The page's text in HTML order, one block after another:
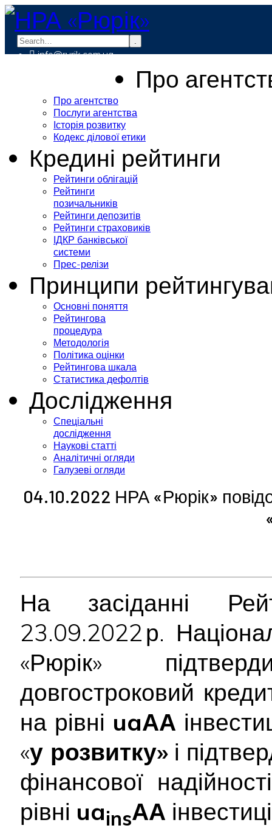
.
info@rurik.com.ua
Про
Про агентство
Послуги агентства
Історія розвитку
Кодекс ділової етики
Кредині рейтинги
Рейтинги облігацій
Рейтинги
позичальників
Рейтинги депозитів
Рейтинги страховиків
ІДКР банківської
системи
Прес-релізи
Принципи
Основні поняття
Рейтингова
процедура
Методологія
Політика оцінки
Рейтингова шкала
Статистика дефолтів
Дослідження
Спеціальні
дослідження
Наукові статті
Аналітичні огляди
Галузеві огляди
04.10.2022 НРА «Рюрік»
На засіданні
23.09.2022 р.
«Рюрік»
довгостроковий
на рівні uaАА
«у розвитку»і
фінансової
рівні uainsАА